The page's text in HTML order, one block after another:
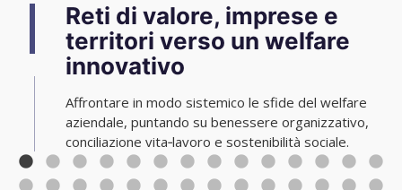
Reti di valore, imprese e
territori verso un welfare
innovativo
Affrontare in modo sistemico le sfide del welfare
aziendale, puntando su benessere organizzativo,
conciliazione vita‑lavoro e sostenibilità sociale.